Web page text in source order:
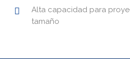
Alta capacidad para
tamaño